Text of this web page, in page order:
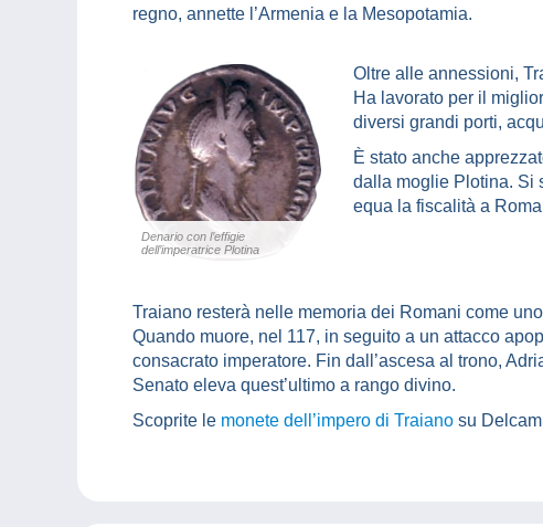
regno, annette l’Armenia e la Mesopotamia.
Denario con l’effigie
dell’imperatrice Plotina
Oltre alle annessioni,
Ha lavorato per il
diversi grandi porti,
È stato anche
dalla moglie Plotina. Si
equa la fiscalità a
Traiano resterà nelle memoria dei Romani come
Quando muore, nel 117, in seguito a un attacco
consacrato imperatore. Fin dall’ascesa al trono,
Senato eleva quest’ultimo a rango divino.
Scoprite le monete dell’impero di Traiano su